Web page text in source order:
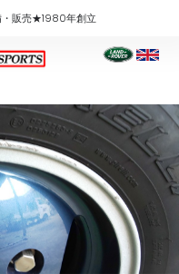
・販売★1980年創立